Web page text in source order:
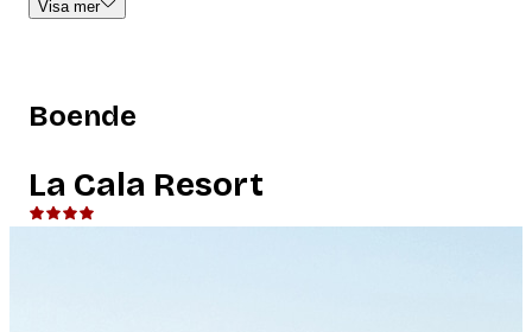
Visa mer
Boende
La Cala Resort